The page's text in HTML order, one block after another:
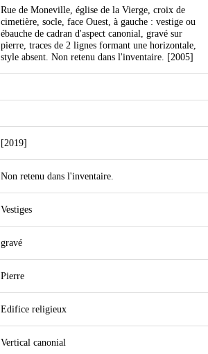
Rue de Moneville, église de la Vierge, croix de
cimetière, socle, face Ouest, à gauche : vestige ou
ébauche de cadran d'aspect canonial, gravé sur
pierre, traces de 2 lignes formant une horizontale,
style absent. Non retenu dans l'inventaire. [2005]
[2019]
Non retenu dans l'inventaire.
Vestiges
gravé
Pierre
Edifice religieux
Vertical canonial